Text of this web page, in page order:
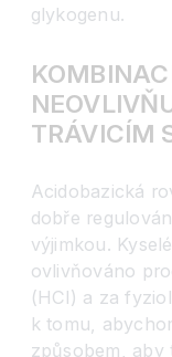
glykogenu.
TRÁVICÍM
Acidobazická
dobře
výjimkou.
ovlivňováno
(HCl) a za
k tomu,
způsobem, aby